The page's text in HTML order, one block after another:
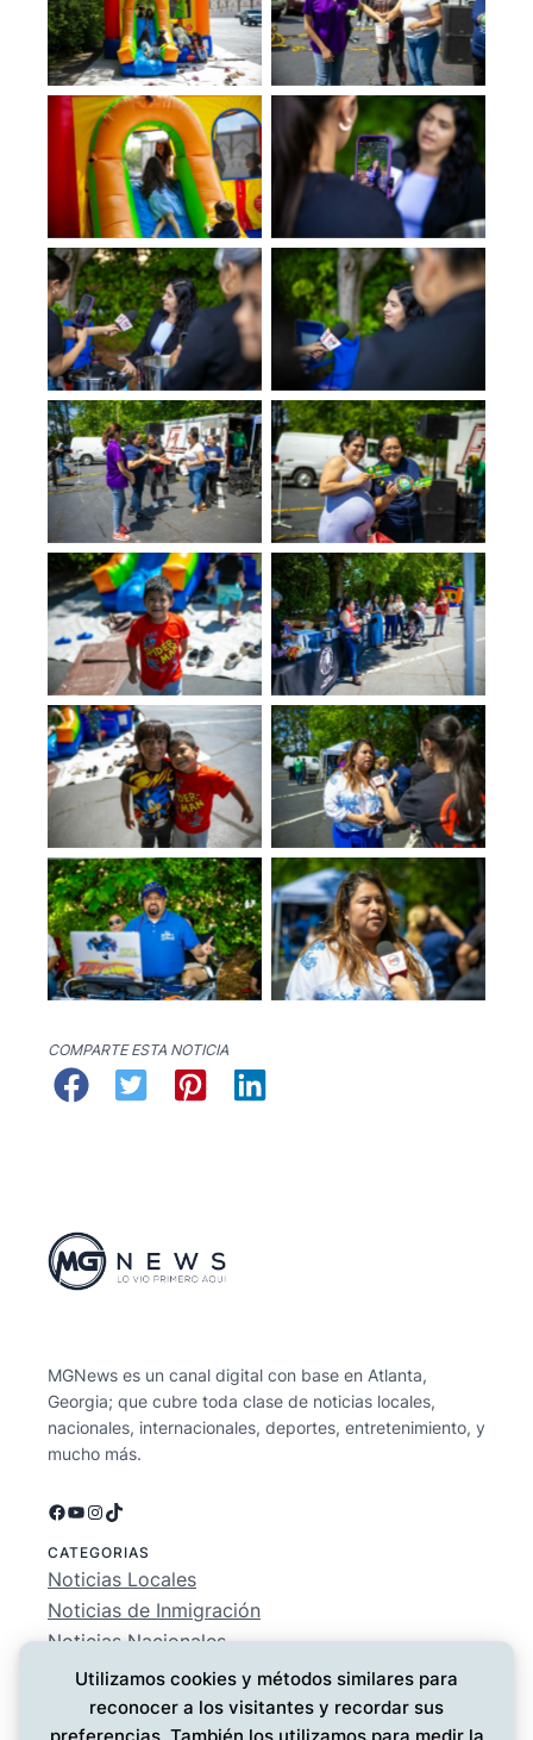
No Caption No Caption
No Caption No Caption
No Caption No Caption
No Caption No Caption
No Caption No Caption
No Caption No Caption
No Caption No Caption
COMPARTE ESTA NOTICIA
MGNews es un canal digital con base en Atlanta,
Georgia; que cubre toda clase de noticias locales,
nacionales, internacionales, deportes, entretenimiento, y
mucho más.
Facebook
YouTube
Instagram
TikTok
CATEGORIAS
Noticias Locales
Noticias de Inmigración
Noticias Nacionales
Deportes
Entretenimiento
EMPRESA
Utilizamos cookies y métodos similares para
reconocer a los visitantes y recordar sus